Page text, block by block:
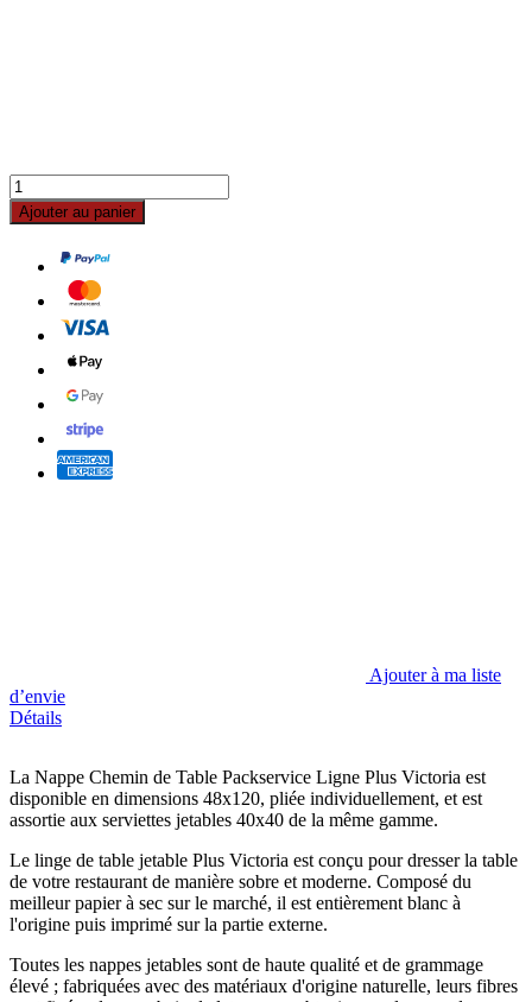
Ajouter au panier
Ajouter à ma liste
d’envie
Détails
La Nappe Chemin de Table Packservice Ligne Plus Victoria est
disponible en dimensions 48x120, pliée individuellement, et est
assortie aux serviettes jetables 40x40 de la même gamme.
Le linge de table jetable Plus Victoria est conçu pour dresser la table
de votre restaurant de manière sobre et moderne. Composé du
meilleur papier à sec sur le marché, il est entièrement blanc à
l'origine puis imprimé sur la partie externe.
Toutes les nappes jetables sont de haute qualité et de grammage
élevé ; fabriquées avec des matériaux d'origine naturelle, leurs fibres